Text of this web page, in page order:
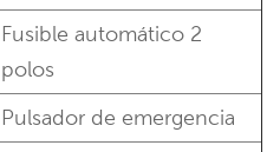
Fusible automático 2
polos
Pulsador de emergencia